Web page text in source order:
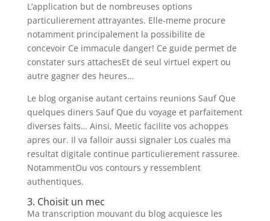
L’application but de nombreuses options
particulierement attrayantes. Elle-meme procure
notamment principalement la possibilite de
concevoir Ce immacule danger! Ce guide permet de
constater surs attachesEt de seul virtuel expert ou
autre gagner des heures…
Le blog organise autant certains reunions Sauf Que
quelques diners Sauf Que du voyage et parfaitement
diverses faits… Ainsi, Meetic facilite vos achoppes
apres our. Il va falloir aussi signaler Los cuales ma
resultat digitale continue particulierement rassuree.
NotammentOu vos contours y ressemblent
authentiques.
3. Choisit un mec
Ma transcription mouvant du blog acquiesce les